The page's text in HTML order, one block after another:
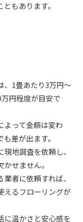
もあります。
、1畳あたり3万円〜
円程度が目安で
よって金額は変わ
差が出ます。
地調査を依頼し、
せません。
者に依頼すれば、
えるフローリングが
に温かさと安心感を